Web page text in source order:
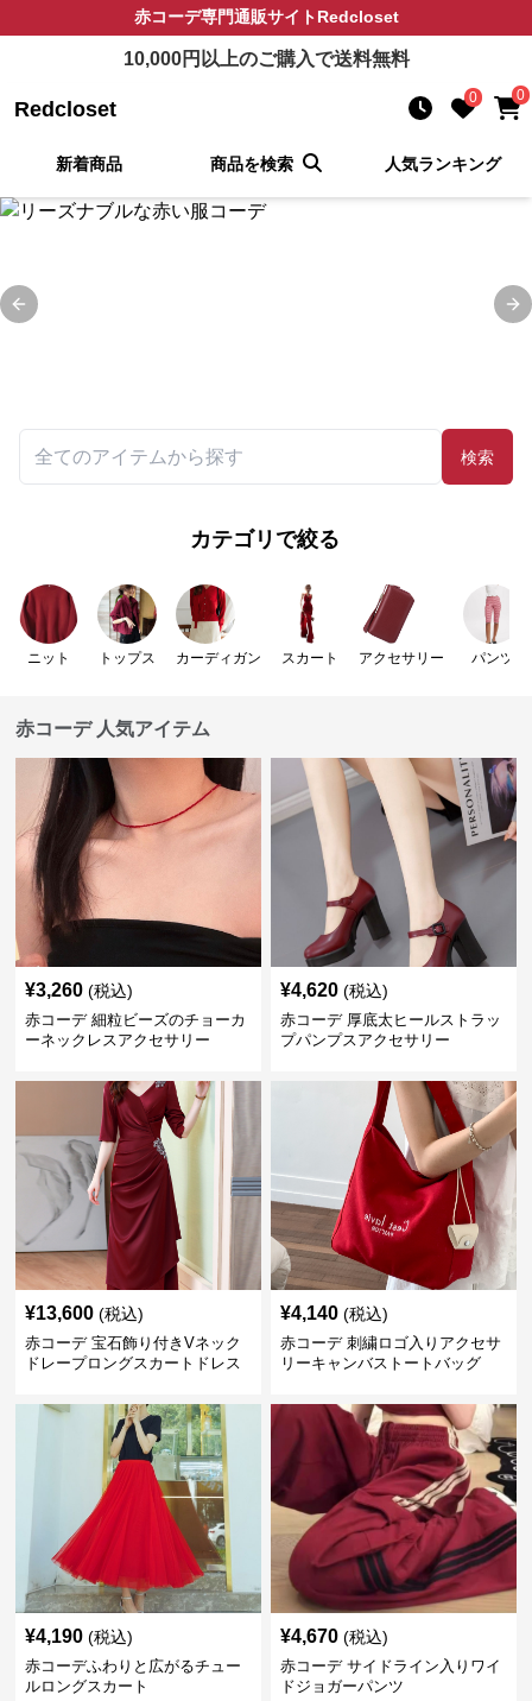
赤コーデ専門通販サイトRedcloset
10,000円以上のご購入で送料無料
Redcloset 0 0
新着商品 商品を検索 人気ランキング
Previous slide
検索
カテゴリで絞る
ニット トップス カーディガン スカート アクセサリー パンツ
赤コーデ 人気アイテム
¥3,260 (税込)
赤コーデ 細粒ビーズのチョーカ
ーネックレスアクセサリー
¥4,620 (税込)
赤コーデ 厚底太ヒールストラッ
プパンプスアクセサリー
¥13,600 (税込)
赤コーデ 宝石飾り付きVネック
ドレープロングスカートドレス
¥4,140 (税込)
赤コーデ 刺繍ロゴ入りアクセサ
リーキャンバストートバッグ
¥4,190 (税込)
赤コーデふわりと広がるチュー
ルロングスカート
¥4,670 (税込)
赤コーデ サイドライン入りワイ
ドジョガーパンツ